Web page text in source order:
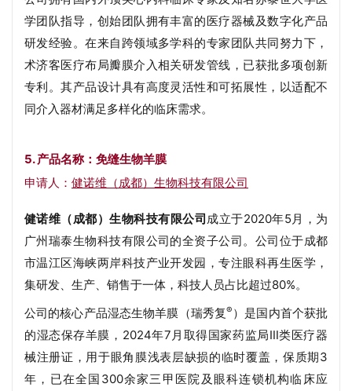
学团队指导，创始团队拥有丰富的医疗器械及数字化产品
研发经验。在来自跨领域多学科的专家团队共同努力下，
术济客医疗布局瓣膜介入相关研发管线，已获批多项创新
专利。其产品设计具有高度灵活性和可拓展性，以适配不
同介入器材满足多样化的临床需求。
5. 产品名称： 免缝生物羊膜
申请人： 健诺维（成都）生物科技有限公司
健诺维（成都）生物科技有限公司 成立于2020年5月，为
广州瑞泰生物科技有限公司的全资子公司。公司位于成都
市温江区海峡两岸科技产业开发园，专注眼科再生医学，
集研发、生产、销售于一体，科技人员占比超过80%。
公司的核心产品湿态生物羊膜（瑞秀复® ）是国内首个获批
的湿态保存羊膜，2024年7月取得国家药监局Ⅲ类医疗器
械注册证，用于眼角膜浅表层缺损的临时覆盖，保质期3
年，已在全国300余家三甲医院及眼科连锁机构临床应